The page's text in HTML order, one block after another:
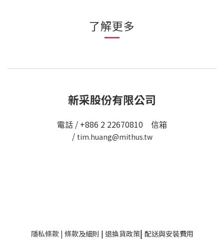
了解更多
新采股份有限公司
電話 / +886 2 22670810 信箱
/ tim.huang@mithus.tw
隱私條款| 條款及細則 | 退換貨政策| 配送與安裝費用